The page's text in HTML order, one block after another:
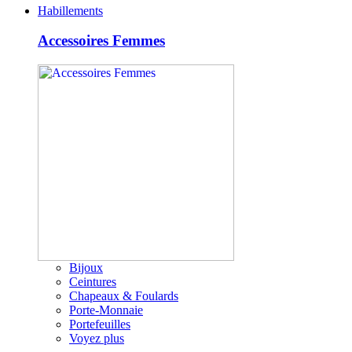
Habillements
Accessoires Femmes
Bijoux
Ceintures
Chapeaux & Foulards
Porte-Monnaie
Portefeuilles
Voyez plus